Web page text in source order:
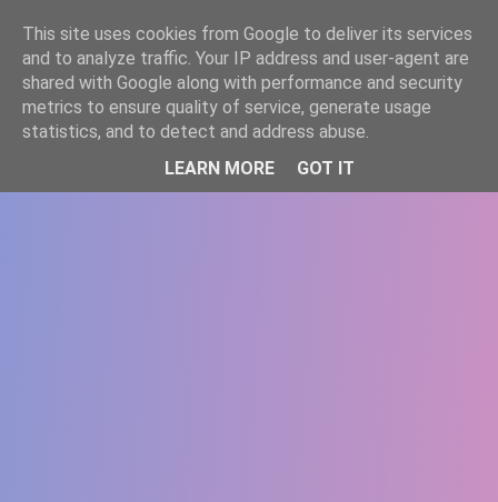
WWW.GAZISTI.RO
This site uses cookies from Google to deliver its services
and to analyze traffic. Your IP address and user-agent are
shared with Google along with performance and security
metrics to ensure quality of service, generate usage
statistics, and to detect and address abuse.
LEARN MORE
GOT IT